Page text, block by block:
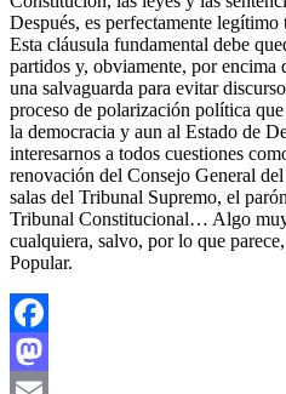
Después, es perfectamente
Esta cláusula fundamental debe
partidos y, obviamente, por encima
una salvaguarda para evitar
proceso de polarización política
la democracia y aun al Estado de
interesarnos a todos cuestiones
renovación del Consejo General
salas del Tribunal Supremo, el
Tribunal Constitucional… Algo
cualquiera, salvo, por lo que
Popular.
Facebook
Mastodon